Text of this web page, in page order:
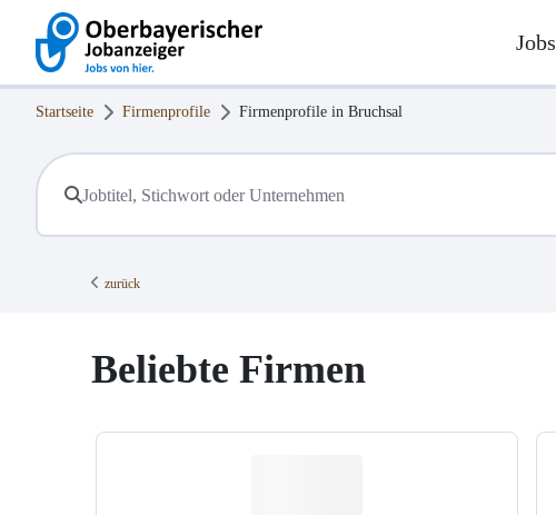
Jobs
Startseite Firmenprofile Firmenprofile in Bruchsal
zurück
Beliebte Firmen